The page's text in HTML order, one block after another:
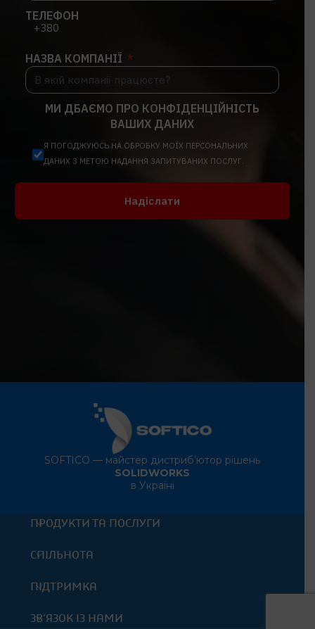
ТЕЛЕФОН
НАЗВА КОМПАНІЇ
МИ ДБАЄМО ПРО КОНФІДЕНЦІЙНІСТЬ
ВАШИХ ДАНИХ
Я ПОГОДЖУЮСЬ НА ОБРОБКУ МОЇХ ПЕРСОНАЛЬНИХ
ДАНИХ З МЕТОЮ НАДАННЯ ЗАПИТУВАНИХ ПОСЛУГ.
Надіслати
SOFTICO — майстер дистриб’ютор рішень
SOLIDWORKS
в Україні
ПРОДУКТИ ТА ПОСЛУГИ
СПІЛЬНОТА
ПІДТРИМКА
ЗВ’ЯЗОК ІЗ НАМИ